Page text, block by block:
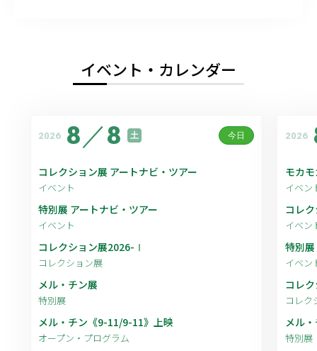
イベント・カレンダー
2026 8／8 土 今日
コレクション展 アートナビ・ツアー
イベント
特別展 アートナビ・ツアー
イベント
コレクション展2026-Ⅰ
コレクション展
メル・チン展
特別展
メル・チン《9-11/9-11》上映
オープン・プログラム
2026
モカ
イベン
コレ
イベン
特別
イベン
コレ
コレク
メル
特別展